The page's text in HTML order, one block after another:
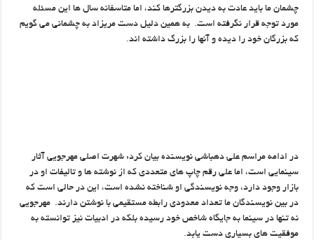
چشمان ما باید عادت به دیدن بزرگترها کند، اما متاسفانه سال ها این مسئله
مورد توجه قرار نگرفته است. به همین دلیل دست مریزاد به چشمانی می گویم
که بزرگان خود را دیده و آنها را بزرگ داشته اند.
در ادامه مراسم علی دهباشی نویسنده بیان کرد: شهرت اصلی مهرجویی آثار
سینمایی است، اما علی رقم چاپ های متعددی که از نوشته ها و تالیفات او در
بازار وجود دارد، وجه نویسندگی او شناخته نشده است، این در حالی است که
در بین نویسندگان ما تعداد معدودی رابطه مستقیمی با نوشتن دارند. مهرجویی
نه تنها در سینما به جایگاه شاخص خود رسیده بلکه در ادبیات نیز توانسته به
موفقیت های بسیاری دست یابد.